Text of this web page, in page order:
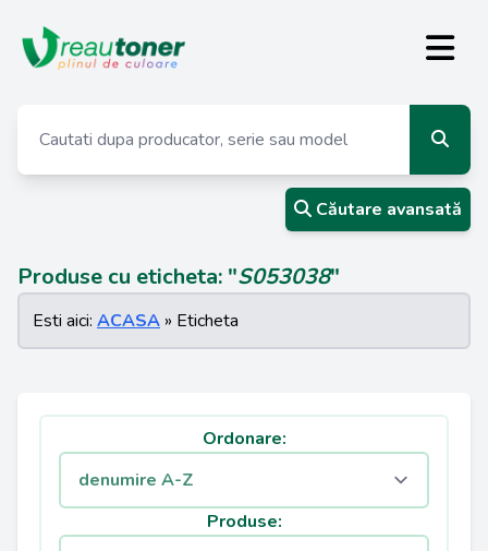
Căutare avansată
Produse cu eticheta: "S053038"
Esti aici: ACASA » Eticheta
Ordonare:
Produse: